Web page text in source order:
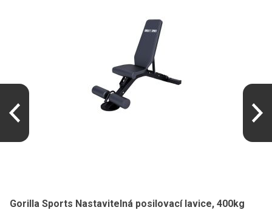
Gorilla Sports Nastavitelná posilovací lavice, 400kg